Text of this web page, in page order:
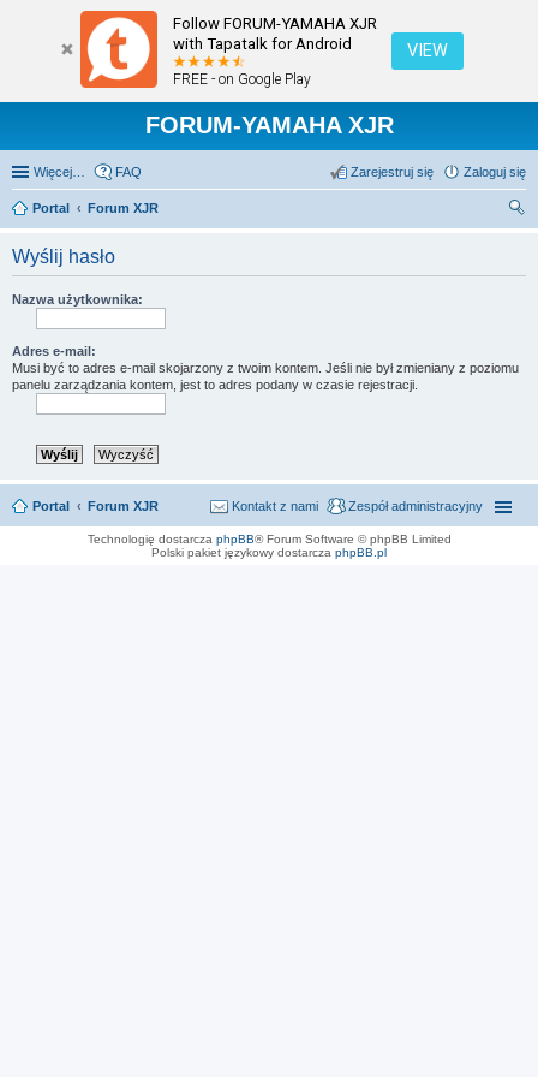
Follow FORUM-YAMAHA XJR
with Tapatalk for Android
FREE - on Google Play
VIEW
FORUM-YAMAHA XJR
Więcej… FAQ Zaloguj się
Zarejestruj się
Portal
Forum XJR
Wyślij hasło
Nazwa użytkownika:
Adres e-mail:
Musi być to adres e-mail skojarzony z twoim kontem. Jeśli nie był zmieniany z poziomu
panelu zarządzania kontem, jest to adres podany w czasie rejestracji.
Portal Forum XJR Zespół administracyjny
Kontakt z nami
Technologię dostarcza phpBB® Forum Software © phpBB Limited
Polski pakiet językowy dostarcza phpBB.pl